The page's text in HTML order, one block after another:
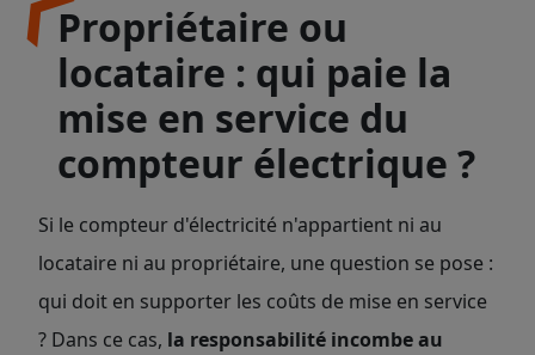
Propriétaire ou
locataire : qui paie la
mise en service du
compteur électrique ?
Si le compteur d'électricité n'appartient ni au
locataire ni au propriétaire, une question se pose :
qui doit en supporter les coûts de mise en service
? Dans ce cas, la responsabilité incombe au